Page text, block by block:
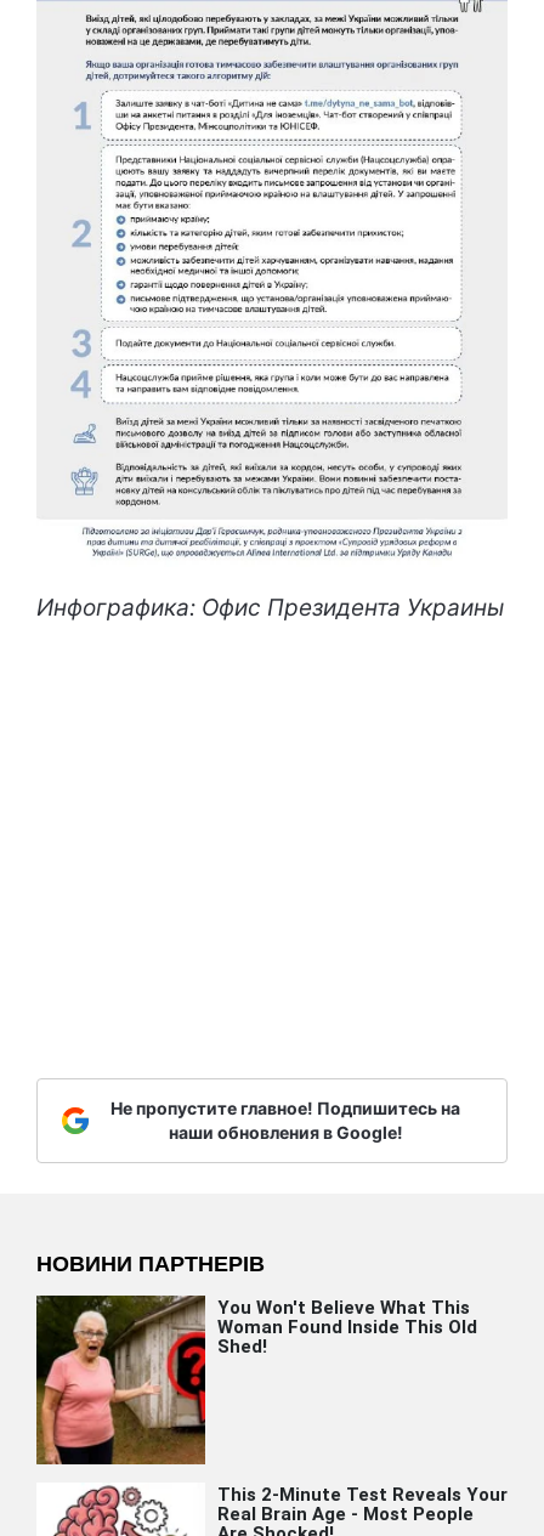
Инфографика: Офис Президента Украины
Не пропустите главное! Подпишитесь на
наши обновления в Google!